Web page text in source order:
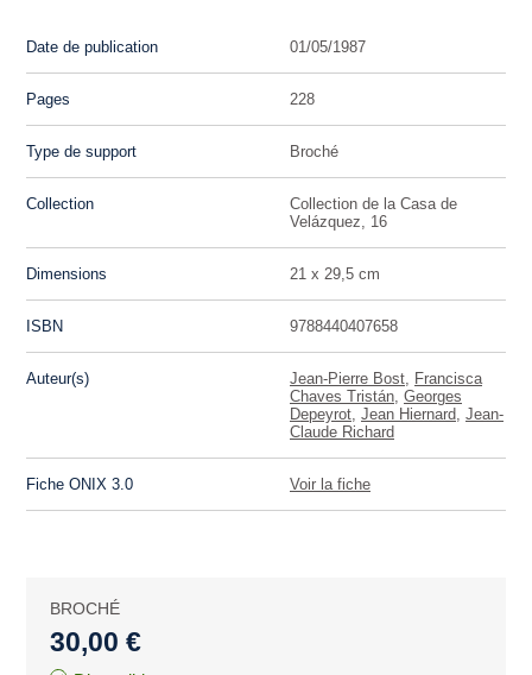
Date de publication 01/05/1987
Pages 228
Type de support Broché
Collection
Collection de la Casa de
Velázquez, 16
Dimensions 21 x 29,5 cm
ISBN 9788440407658
Auteur(s) Jean-Pierre Bost
Francisca
Chaves Tristán Georges
Depeyrot Jean Hiernard Jean-
Claude Richard
Fiche ONIX 3.0 Voir la fiche
BROCHÉ
30,00 €